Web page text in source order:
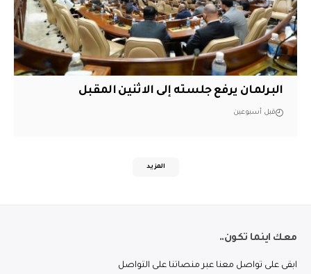
البرلمان يرفع جلسته إلى الاثنين المقبل
قبل أسبوعين
المزيد
معك اينما تكون..
ابقى على تواصل معنا عبر منصاتنا على التواصل